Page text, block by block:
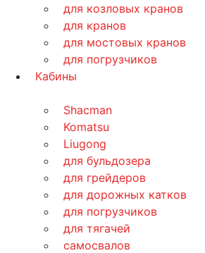
для козловых кранов
для кранов
для мостовых кранов
для погрузчиков
Кабины
Shacman
Komatsu
Liugong
для бульдозера
для грейдеров
для дорожных катков
для погрузчиков
для тягачей
самосвалов